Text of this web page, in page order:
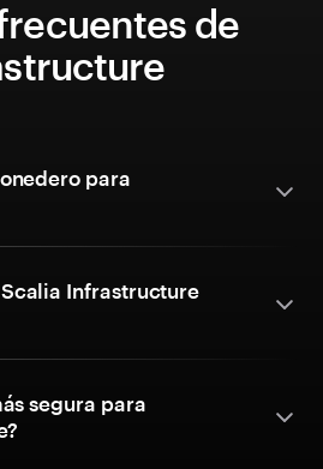
de
para
Infrastructure
segura para